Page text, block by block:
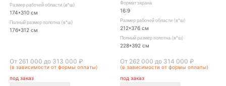
Размер рабочей области (в*ш)
174*310 см
Полный размер полотна (в*ш)
176*312 см
От 261 000 до 313 000 ₽
(в зависимости от формы оплаты)
под заказ
Формат экрана
16:9
Размер рабочей области (в*ш)
212*376 см
Полный размер полотна (в*ш)
228*392 см
От 262 000 до 314 000 ₽
(в зависимости от формы оплаты)
под заказ